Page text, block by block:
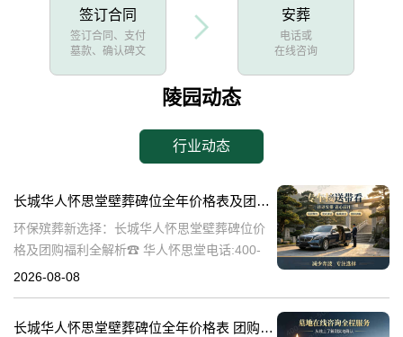
签订合同
签订合同、支付
墓款、确认碑文
安葬
电话或
在线咨询
陵园动态
行业动态
长城华人怀思堂壁葬碑位全年价格表及团购专属折扣福利详解
环保殡葬新选择：长城华人怀思堂壁葬碑位价
格及团购福利全解析☎ 华人怀思堂电话:400-
838-5063随着现代人对身后事的规划日益细
2026-08-08
长城华人怀思堂壁葬碑位全年价格表 团购享专属折扣福利详解